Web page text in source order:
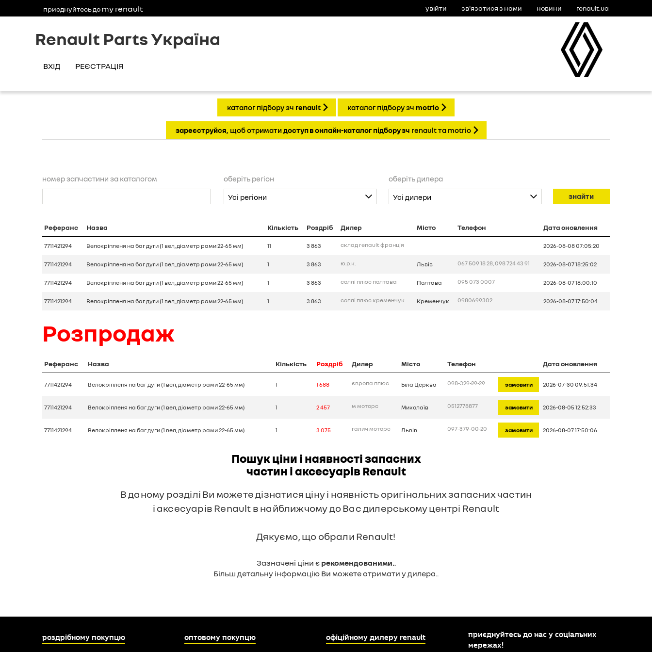
приєднуйтесь доmy renault renault.ua
новини
зв'язатися з нами
увійти
Renault Parts Україна
ВХІД РЕЄСТРАЦІЯ
каталог підбору зч renault каталог підбору зч motrio
зареєструйся, щоб отриматидоступ в онлайн-каталог підбору зч renault та motrio
номер запчастини за каталогом оберіть регіон
Усі регіони
оберіть дилера
Усі дилери знайти
Реферанс Назва Кількість Роздріб Дилер Місто Телефон Дата оновлення
7711421294 Велокріпленя на баг дуги (1 вел, діаметр рами 22-65 мм) 11 3 863 склад renault франція 2026-08-08 07:05:20
7711421294 Велокріпленя на баг дуги (1 вел, діаметр рами 22-65 мм) 1 3 863 ю.р.к. Львів 067 509 18 28, 098 724 43 91 2026-08-07 18:25:02
7711421294 Велокріпленя на баг дуги (1 вел, діаметр рами 22-65 мм) 1 3 863 соллі плюс полтава Полтава 095 073 0007 2026-08-07 18:00:10
7711421294 Велокріпленя на баг дуги (1 вел, діаметр рами 22-65 мм) 1 3 863 соллі плюс кременчук Кременчук 0980699302 2026-08-07 17:50:04
Розпродаж
Реферанс Назва Кількість Роздріб Дилер Місто Телефон Дата оновлення
7711421294 Велокріпленя на баг дуги (1 вел, діаметр рами 22-65 мм) 1 1 688 європа плюс Біла Церква 098-329-29-29 замовити 2026-07-30 09:51:34
7711421294 Велокріпленя на баг дуги (1 вел, діаметр рами 22-65 мм) 1 2 457 м моторс Миколаїв 0512778877 замовити 2026-08-05 12:52:33
7711421294 Велокріпленя на баг дуги (1 вел, діаметр рами 22-65 мм) 1 3 075 галич моторс Львів 097-379-00-20 замовити 2026-08-07 17:50:06
Пошук ціни і наявності запасних
частин і аксесуарів Renault
В даному розділі Ви можете дізнатися ціну і наявність оригінальних запасних частин
і аксесуарів Renault в найближчому до Вас дилерському центрі Renault
Дякуємо, що обрали Renault!
Зазначені ціни є рекомендованими..
Більш детальну інформацію Ви можете отримати у дилера..
роздрібному покупцю оптовому покупцю офіційному дилеру renault
приєднуйтесь до нас у соціальних
мережах!